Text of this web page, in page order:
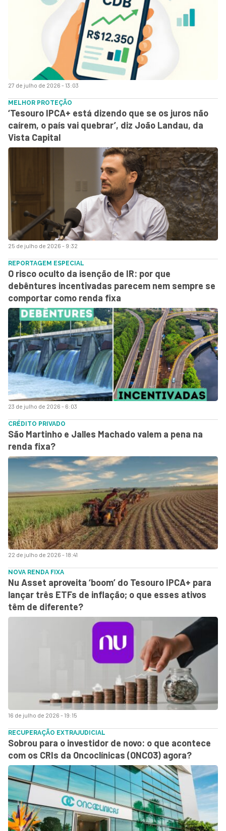
27 de julho de 2026 - 13:03
25 de julho de 2026 - 9:32
MELHOR PROTEÇÃO
‘Tesouro IPCA+ está dizendo que se os juros não
caírem, o país vai quebrar’, diz João Landau, da
Vista Capital
23 de julho de 2026 - 6:03
REPORTAGEM ESPECIAL
O risco oculto da isenção de IR: por que
debêntures incentivadas parecem nem sempre se
comportar como renda fixa
22 de julho de 2026 - 18:41
CRÉDITO PRIVADO
São Martinho e Jalles Machado valem a pena na
renda fixa?
16 de julho de 2026 - 19:15
NOVA RENDA FIXA
Nu Asset aproveita ‘boom’ do Tesouro IPCA+ para
lançar três ETFs de inflação; o que esses ativos
têm de diferente?
RECUPERAÇÃO EXTRAJUDICIAL
Sobrou para o investidor de novo: o que acontece
com os CRIs da Oncoclínicas (ONCO3) agora?